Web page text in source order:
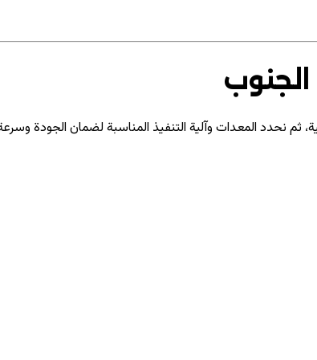
نحدد المعدات وآلية التنفيذ المناسبة لضمان الجودة وسرعة